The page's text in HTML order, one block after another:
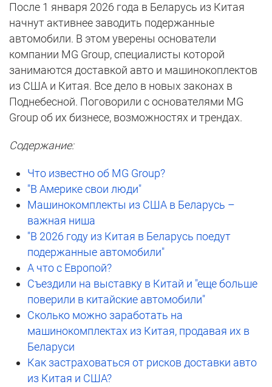
После 1 января 2026 года в Беларусь из Китая
начнут активнее заводить подержанные
автомобили. В этом уверены основатели
компании MG Group, специалисты которой
занимаются доставкой авто и машинокоплектов
из США и Китая. Все дело в новых законах в
Поднебесной. Поговорили с основателями MG
Group об их бизнесе, возможностях и трендах.
Содержание:
Что известно об MG Group?
"В Америке свои люди"
Машинокомплекты из США в Беларусь –
важная ниша
"В 2026 году из Китая в Беларусь поедут
подержанные автомобили"
А что с Европой?
Съездили на выставку в Китай и "еще больше
поверили в китайские автомобили"
Сколько можно заработать на
машинокомплектах из Китая, продавая их в
Беларуси
Как застраховаться от рисков доставки авто
из Китая и США?